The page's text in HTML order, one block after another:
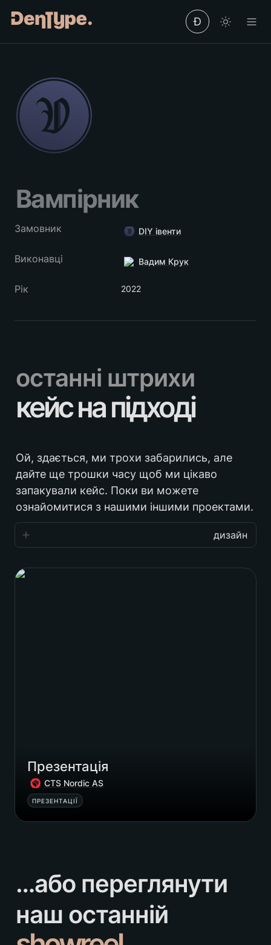
Ð
Вампірник
Замовник DIY івенти
Виконавці Вадим Крук
Рік 2022
останні штрихи
кейс на підході
Ой, здається, ми трохи забарились, але
дайте ще трошки часу щоб ми цікаво
запакували кейс. Поки ви можете
ознайомитися з нашими іншими проектами.
дизайн
дизайн
Презентація
Презентація
CTS Nordic AS
ПРЕЗЕНТАЦІЇ
…або переглянути